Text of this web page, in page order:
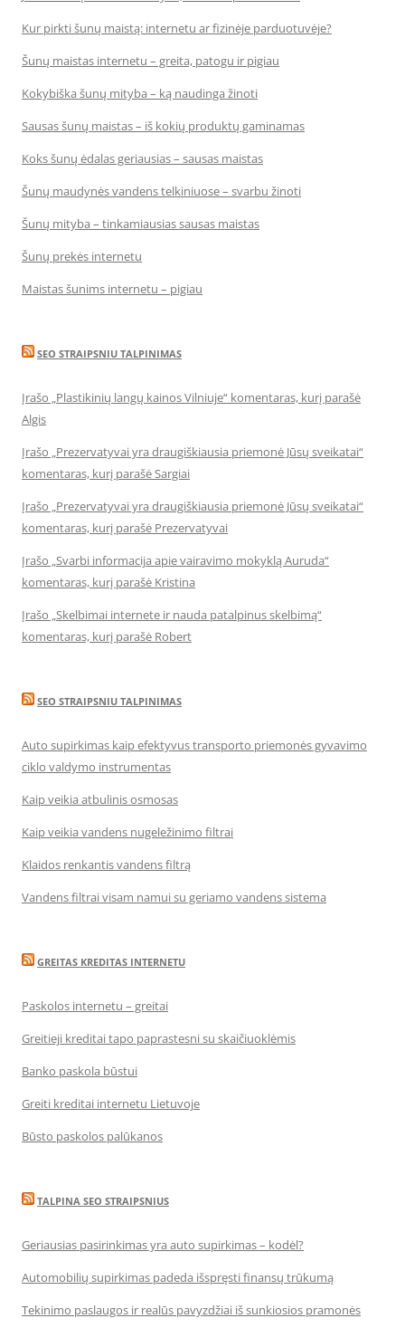
Kur pirkti šunų maistą: internetu ar fizinėje parduotuvėje?
Šunų maistas internetu – greita, patogu ir pigiau
Kokybiška šunų mityba – ką naudinga žinoti
Sausas šunų maistas – iš kokių produktų gaminamas
Koks šunų ėdalas geriausias – sausas maistas
Šunų maudynės vandens telkiniuose – svarbu žinoti
Šunų mityba – tinkamiausias sausas maistas
Šunų prekės internetu
Maistas šunims internetu – pigiau
SEO STRAIPSNIU TALPINIMAS
Įrašo „Plastikinių langų kainos Vilniuje“ komentaras, kurį parašė
Algis
Įrašo „Prezervatyvai yra draugiškiausia priemonė Jūsų sveikatai“
komentaras, kurį parašė Sargiai
Įrašo „Prezervatyvai yra draugiškiausia priemonė Jūsų sveikatai“
komentaras, kurį parašė Prezervatyvai
Įrašo „Svarbi informacija apie vairavimo mokyklą Auruda“
komentaras, kurį parašė Kristina
Įrašo „Skelbimai internete ir nauda patalpinus skelbimą“
komentaras, kurį parašė Robert
SEO STRAIPSNIU TALPINIMAS
Auto supirkimas kaip efektyvus transporto priemonės gyvavimo
ciklo valdymo instrumentas
Kaip veikia atbulinis osmosas
Kaip veikia vandens nugeležinimo filtrai
Klaidos renkantis vandens filtrą
Vandens filtrai visam namui su geriamo vandens sistema
GREITAS KREDITAS INTERNETU
Paskolos internetu – greitai
Greitieji kreditai tapo paprastesni su skaičiuoklėmis
Banko paskola būstui
Greiti kreditai internetu Lietuvoje
Būsto paskolos palūkanos
TALPINA SEO STRAIPSNIUS
Geriausias pasirinkimas yra auto supirkimas – kodėl?
Automobilių supirkimas padeda išspręsti finansų trūkumą
Tekinimo paslaugos ir realūs pavyzdžiai iš sunkiosios pramonės